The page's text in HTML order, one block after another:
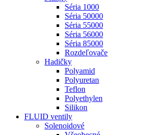
Séria 1000
Séria 50000
Séria 55000
Séria 56000
Séria 85000
Rozdeľovače
Hadičky
Polyamid
Polyuretan
Teflon
Polyethylen
Silikon
FLUID ventily
Solenoidové